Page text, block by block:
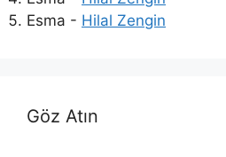
Esma - Hilal Zengin
Göz Atın